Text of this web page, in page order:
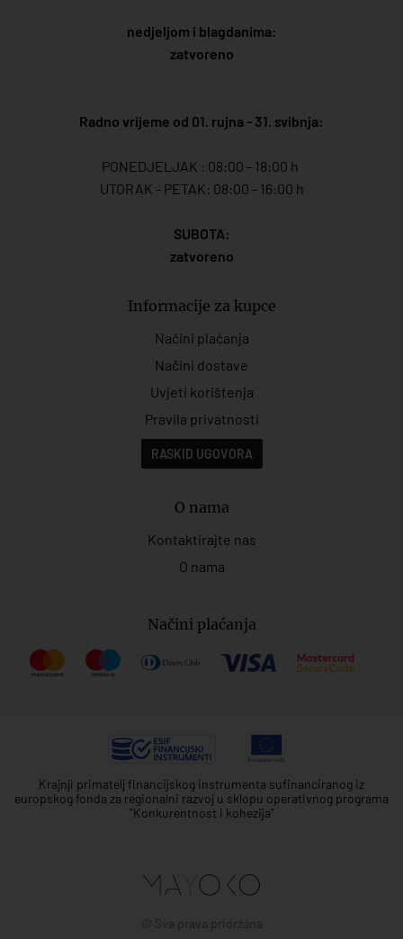
nedjeljom i blagdanima:
zatvoreno
Radno vrijeme od 01. rujna - 31. svibnja:
PONEDJELJAK : 08:00 - 18:00 h
UTORAK - PETAK: 08:00 - 16:00 h
SUBOTA:
zatvoreno
Informacije za kupce
Načini plaćanja
Načini dostave
Uvjeti korištenja
Pravila privatnosti
RASKID UGOVORA
O nama
Kontaktirajte nas
O nama
Načini plaćanja
Krajnji primatelj financijskog instrumenta sufinanciranog iz
europskog fonda za regionalni razvoj u sklopu operativnog programa
"Konkurentnost i kohezija"
© Sva prava pridržana